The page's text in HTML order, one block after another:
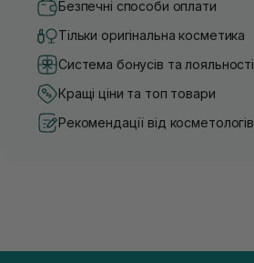
Безпечні способи оплати
Тільки оригінальна косметика
Система бонусів та лояльності
Кращі ціни та топ товари
Рекомендації від косметологів